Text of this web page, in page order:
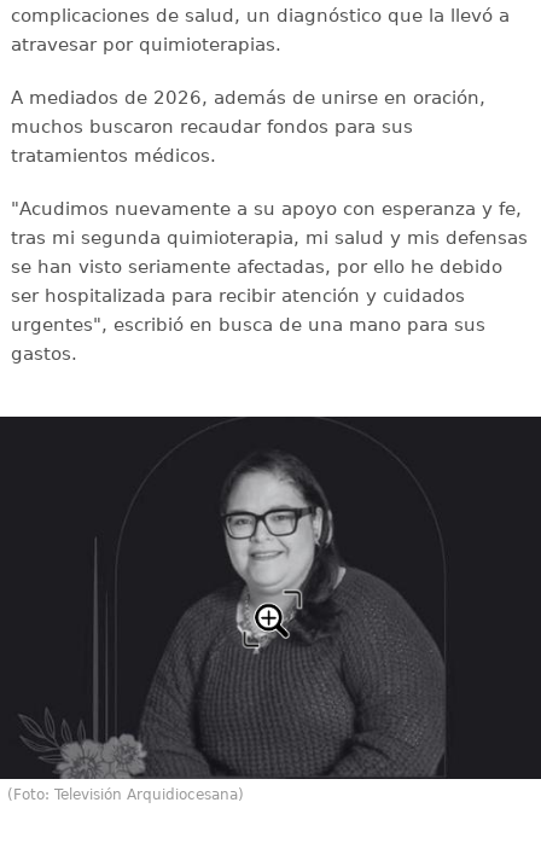
complicaciones de salud, un diagnóstico que la llevó a
atravesar por quimioterapias.
A mediados de 2026, además de unirse en oración,
muchos buscaron recaudar fondos para sus
tratamientos médicos.
"Acudimos nuevamente a su apoyo con esperanza y fe,
tras mi segunda quimioterapia, mi salud y mis defensas
se han visto seriamente afectadas, por ello he debido
ser hospitalizada para recibir atención y cuidados
urgentes", escribió en busca de una mano para sus
gastos.
(Foto: Televisión Arquidiocesana)